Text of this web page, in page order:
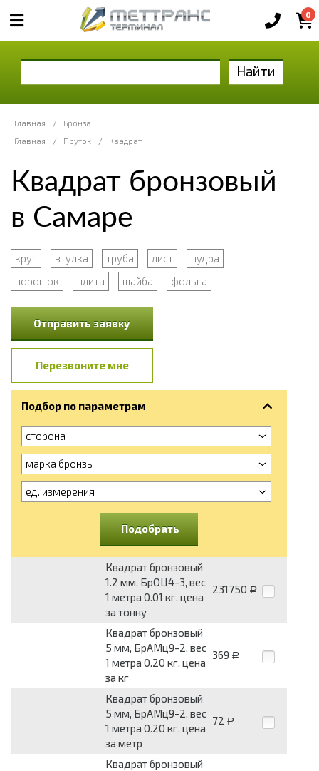
0
Найти
Главная /
Бронза
Главная
/ Пруток / Квадрат
Квадрат бронзовый
в Самаре
круг втулка труба лист
пудра
порошок
плита шайба фольга
Отправить заявку
Перезвоните мне
Подбор по параметрам
сторона
марка бронзы
ед. измерения
Подобрать
Квадрат бронзовый
1.2 мм, БрОЦ4-3, вес
1 метра 0.01 кг, цена
за тонну
231750 Р
Квадрат бронзовый
5 мм, БрАМц9-2, вес
1 метра 0.20 кг, цена
за кг
369 Р
Квадрат бронзовый
5 мм, БрАМц9-2, вес
1 метра 0.20 кг, цена
за метр
72 Р
Квадрат бронзовый